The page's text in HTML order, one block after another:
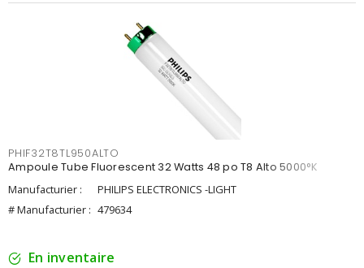
PHIF32T8TL950ALTO
Ampoule Tube Fluorescent 32 Watts 48 po T8 Alto 5000°K
Manufacturier :
PHILIPS ELECTRONICS -LIGHT
# Manufacturier : 479634
En inventaire